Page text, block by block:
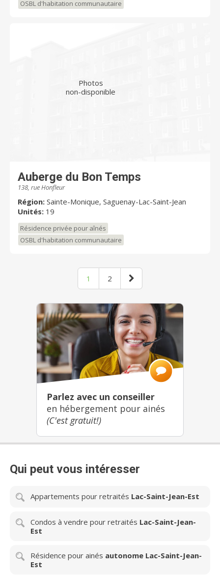
OSBL d'habitation communautaire
Photos
non-disponible
Auberge du Bon Temps
138, rue Honfleur
Région: Sainte-Monique, Saguenay-Lac-Saint-Jean
Unités: 19
Résidence privée pour aînés
OSBL d'habitation communautaire
1 2
Parlez avec un conseiller
en hébergement pour ainés
(C'est gratuit!)
Qui peut vous intéresser
Appartements pour retraités Lac-Saint-Jean-Est
Condos à vendre pour retraités Lac-Saint-Jean-
Est
Résidence pour ainés autonome Lac-Saint-Jean-
Est